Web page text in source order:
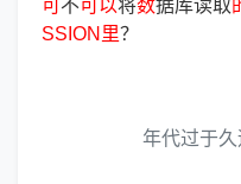
可不可以将数据库读取
SSION 里？
年代过于